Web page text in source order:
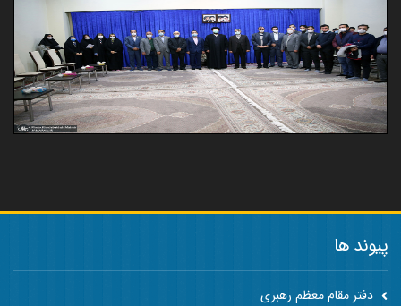
پیوند ها
دفتر مقام معظم رهبری